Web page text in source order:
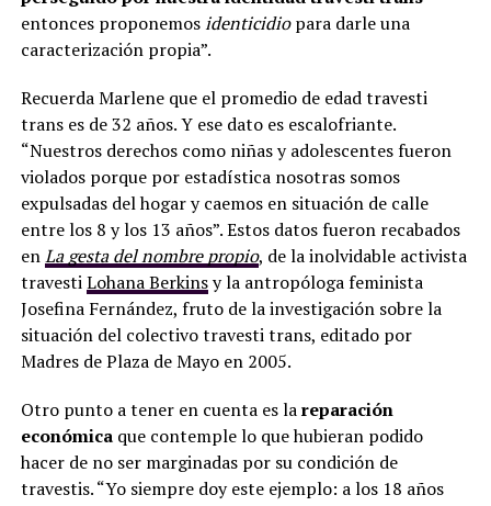
entonces proponemosidenticidiopara darle una
caracterización propia”.
Recuerda Marlene que el promedio de edad travesti
trans es de 32 años. Y ese dato es escalofriante.
“Nuestros derechos como niñas y adolescentes fueron
violados porque por estadística nosotras somos
expulsadas del hogar y caemos en situación de calle
entre los 8 y los 13 años”. Estos datos fueron recabados
enLa gesta del nombre propio, de la inolvidable activista
travestiLohana Berkinsy la antropóloga feminista
Josefina Fernández, fruto de la investigación sobre la
situación del colectivo travesti trans, editado por
Madres de Plaza de Mayo en 2005.
Otro punto a tener en cuenta es lareparación
económicaque contemple lo que hubieran podido
hacer de no ser marginadas por su condición de
travestis. “Yo siempre doy este ejemplo: a los 18 años